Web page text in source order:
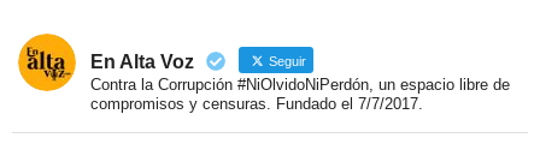
En Alta Voz Seguir
Contra la Corrupción #NiOlvidoNiPerdón, un espacio libre de
compromisos y censuras. Fundado el 7/7/2017.